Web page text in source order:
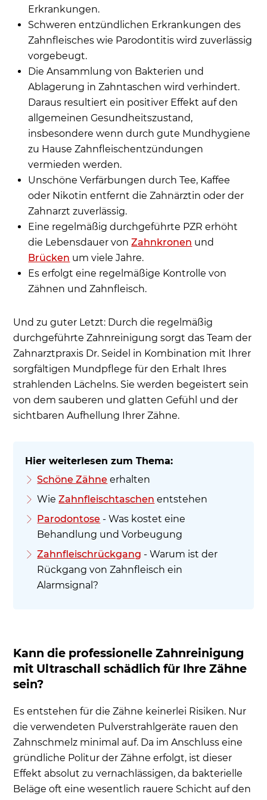
Erkrankungen.
Schweren entzündlichen Erkrankungen des
Zahnfleisches wie Parodontitis wird zuverlässig
vorgebeugt.
Die Ansammlung von Bakterien und
Ablagerung in Zahntaschen wird verhindert.
Daraus resultiert ein positiver Effekt auf den
allgemeinen Gesundheitszustand,
insbesondere wenn durch gute Mundhygiene
zu Hause Zahnfleischentzündungen
vermieden werden.
Unschöne Verfärbungen durch Tee, Kaffee
oder Nikotin entfernt die Zahnärztin oder der
Zahnarzt zuverlässig.
Eine regelmäßig durchgeführte PZR erhöht
die Lebensdauer vonZahnkronen und
Brücken um viele Jahre.
Es erfolgt eine regelmäßige Kontrolle von
Zähnen und Zahnfleisch.
Und zu guter Letzt: Durch die regelmäßig
durchgeführte Zahnreinigung sorgt das Team der
Zahnarztpraxis Dr. Seidel in Kombination mit Ihrer
sorgfältigen Mundpflege für den Erhalt Ihres
strahlenden Lächelns. Sie werden begeistert sein
von dem sauberen und glatten Gefühl und der
sichtbaren Aufhellung Ihrer Zähne.
Schöne Zähne erhalten
WieZahnfleischtaschen entstehen
Parodontose - Was kostet eine
Behandlung und Vorbeugung
Zahnfleischrückgang - Warum ist der
Rückgang von Zahnfleisch ein
Alarmsignal?
Kann die professionelle Zahnreinigung
mit Ultraschall schädlich für Ihre Zähne
sein?
Es entstehen für die Zähne keinerlei Risiken. Nur
die verwendeten Pulverstrahlgeräte rauen den
Zahnschmelz minimal auf. Da im Anschluss eine
gründliche Politur der Zähne erfolgt, ist dieser
Effekt absolut zu vernachlässigen, da bakterielle
Beläge oft eine wesentlich rauere Schicht auf den